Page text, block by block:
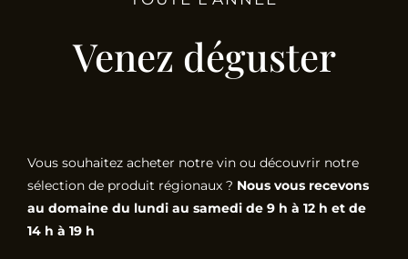
Venez déguster
Vous souhaitez acheter notre vin ou découvrir notre
sélection de produit régionaux ? Nous vous recevons
au domaine du lundi au samedi de 9 h à 12 h et de
14 h à 19 h